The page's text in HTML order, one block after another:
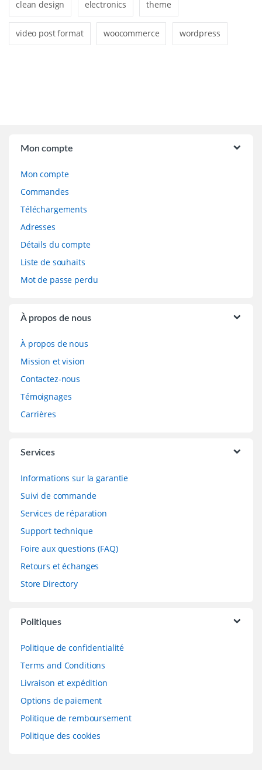
clean design electronics theme
video post format woocommerce wordpress
Mon compte
Mon compte
Commandes
Téléchargements
Adresses
Détails du compte
Liste de souhaits
Mot de passe perdu
À propos de nous
À propos de nous
Mission et vision
Contactez-nous
Témoignages
Carrières
Services
Informations sur la garantie
Suivi de commande
Services de réparation
Support technique
Foire aux questions (FAQ)
Retours et échanges
Store Directory
Politiques
Politique de confidentialité
Terms and Conditions
Livraison et expédition
Options de paiement
Politique de remboursement
Politique des cookies